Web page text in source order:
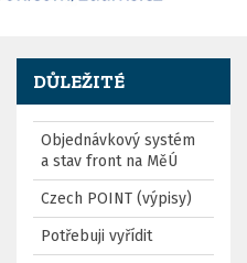
DŮLEŽITÉ
Objednávkový systém
a stav front na MěÚ
Czech POINT (výpisy)
Potřebuji vyřídit